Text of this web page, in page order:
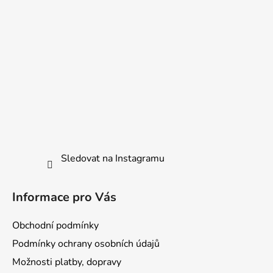
Sledovat na Instagramu
Informace pro Vás
Obchodní podmínky
Podmínky ochrany osobních údajů
Možnosti platby, dopravy